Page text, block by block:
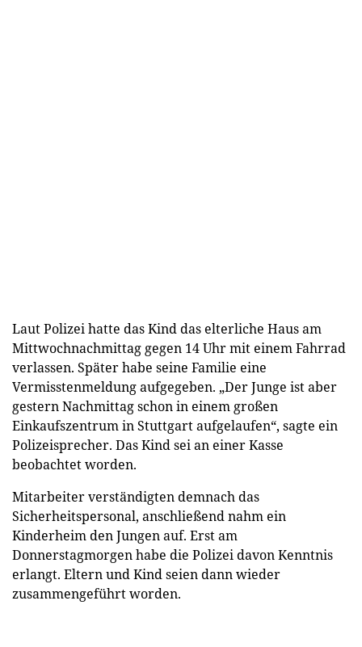
Laut Polizei hatte das Kind das elterliche Haus am
Mittwochnachmittag gegen 14 Uhr mit einem Fahrrad
verlassen. Später habe seine Familie eine
Vermisstenmeldung aufgegeben. „Der Junge ist aber
gestern Nachmittag schon in einem großen
Einkaufszentrum in Stuttgart aufgelaufen“, sagte ein
Polizeisprecher. Das Kind sei an einer Kasse
beobachtet worden.
Mitarbeiter verständigten demnach das
Sicherheitspersonal, anschließend nahm ein
Kinderheim den Jungen auf. Erst am
Donnerstagmorgen habe die Polizei davon Kenntnis
erlangt. Eltern und Kind seien dann wieder
zusammengeführt worden.